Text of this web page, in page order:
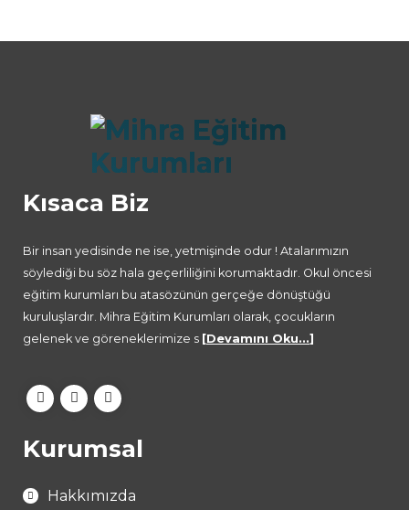
Kısaca Biz
Bir insan yedisinde ne ise, yetmişinde odur ! Atalarımızın
söylediği bu söz hala geçerliliğini korumaktadır. Okul öncesi
eğitim kurumları bu atasözünün gerçeğe dönüştüğü
kuruluşlardır. Mihra Eğitim Kurumları olarak, çocukların
gelenek ve göreneklerimize s [Devamını Oku...]
Kurumsal
Hakkımızda